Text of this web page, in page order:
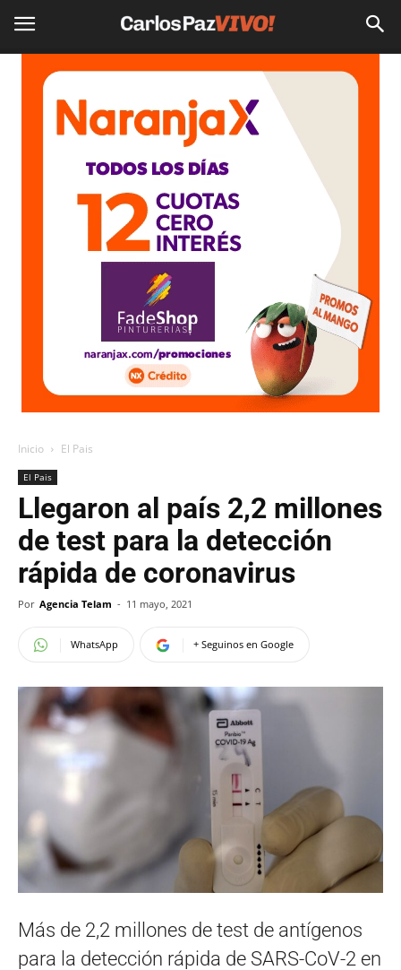
Inicio El Pais
El Pais
Llegaron al país 2,2 millones
de test para la detección
rápida de coronavirus
Por Agencia Telam - 11 mayo, 2021
WhatsApp + Seguinos en Google
Más de 2,2 millones de test de antígenos
para la detección rápida de SARS-CoV-2 en